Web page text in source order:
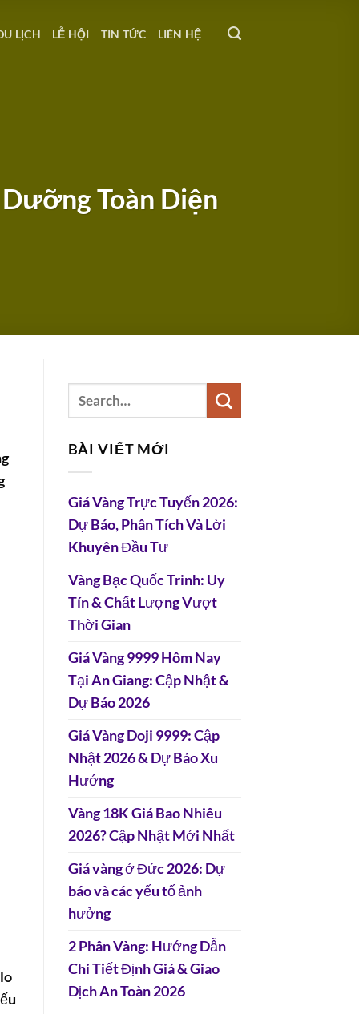
LỊCH LỄ HỘI TIN TỨC LIÊN HỆ
Toàn Diện
BÀI VIẾT MỚI
Giá Vàng Trực Tuyến 2026:
Dự Báo, Phân Tích Và Lời
Khuyên Đầu Tư
Vàng Bạc Quốc Trinh: Uy
Tín & Chất Lượng Vượt
Thời Gian
Giá Vàng 9999 Hôm Nay
Tại An Giang: Cập Nhật &
Dự Báo 2026
Giá Vàng Doji 9999: Cập
Nhật 2026 & Dự Báo Xu
Hướng
Vàng 18K Giá Bao Nhiêu
2026? Cập Nhật Mới Nhất
Giá vàng ở Đức 2026: Dự
báo và các yếu tố ảnh
hưởng
2 Phân Vàng: Hướng Dẫn
Chi Tiết Định Giá & Giao
Dịch An Toàn 2026